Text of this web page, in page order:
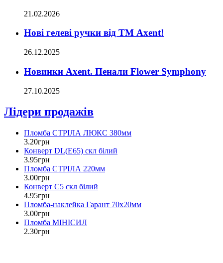
21.02.2026
Нові гелеві ручки від ТМ Axent!
26.12.2025
Новинки Axent. Пенали Flower Symphony
27.10.2025
Лідери продажів
Пломба СТРІЛА ЛЮКС 380мм
3.20грн
Конверт DL(Е65) скл білий
3.95грн
Пломба СТРІЛА 220мм
3.00грн
Конверт С5 скл білий
4.95грн
Пломба-наклейка Гарант 70х20мм
3.00грн
Пломба МІНІСИЛ
2.30грн